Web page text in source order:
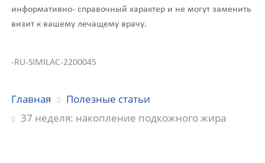
информативно- справочный характер и не могут заменить
визит к вашему лечащему врачу.
-RU-SIMILAC-2200045
Главная
Полезные статьи
37 неделя: накопление подкожного жира